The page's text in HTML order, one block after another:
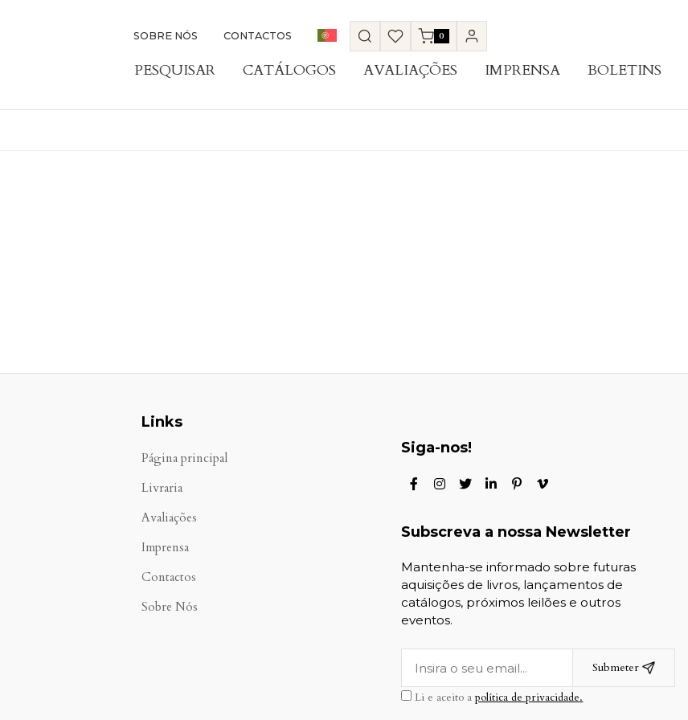
SOBRE NÓS CONTACTOS 0
PESQUISAR CATÁLOGOS AVALIAÇÕES IMPRENSA BOLETINS
Links
Página principal
Livraria
Avaliações
Imprensa
Contactos
Sobre Nós
Siga-nos!
Subscreva a nossa Newsletter
Mantenha-se informado sobre futuras
aquisições de livros, lançamentos de
catálogos, próximos leilões e outros
eventos.
Submeter
Li e aceito apolítica de privacidade.